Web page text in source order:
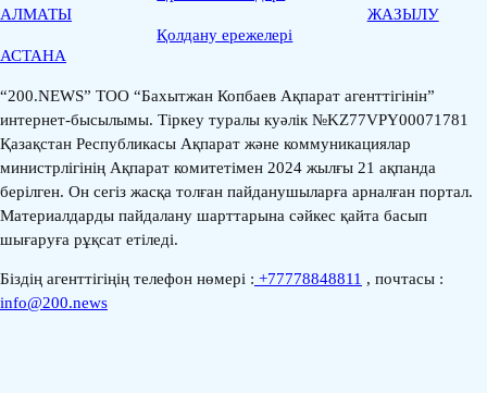
АЛМАТЫ
АСТАНА
Қолдану ережелері
ЖАЗЫЛУ
“200.NEWS” ТОО “Бахытжан Копбаев Ақпарат агенттігінін”
интернет-бысылымы. Тіркеу туралы куәлік №KZ77VPY00071781
Қазақстан Республикасы Ақпарат және коммуникациялар
министрлігінің Ақпарат комитетімен 2024 жылғы 21 ақпанда
берілген. Он сегіз жасқа толған пайданушыларға арналған портал.
Материалдарды пайдалану шарттарына сәйкес қайта басып
шығаруға рұқсат етіледі.
Біздің агенттігіңің телефон нөмері : +77778848811 , почтасы :
info@200.news